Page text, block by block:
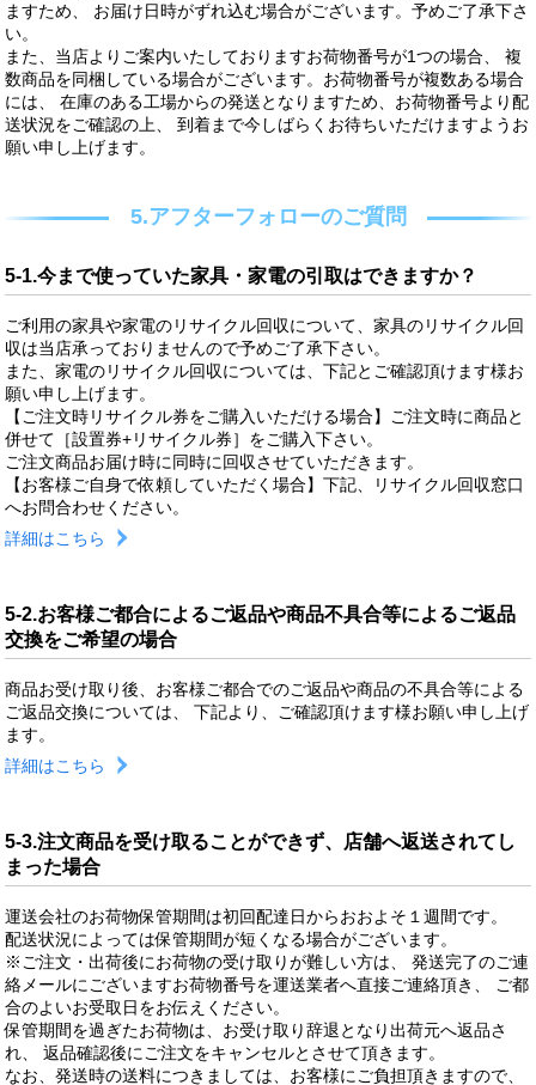
ますため、 お届け日時がずれ込む場合がございます。予めご了承下さ
い。
また、当店よりご案内いたしておりますお荷物番号が1つの場合、 複
数商品を同梱している場合がございます。お荷物番号が複数ある場合
には、 在庫のある工場からの発送となりますため、お荷物番号より配
送状況をご確認の上、 到着まで今しばらくお待ちいただけますようお
願い申し上げます。
5.アフターフォローのご質問
5-1.今まで使っていた家具・家電の引取はできますか？
ご利用の家具や家電のリサイクル回収について、家具のリサイクル回
収は当店承っておりませんので予めご了承下さい。
また、家電のリサイクル回収については、下記とご確認頂けます様お
願い申し上げます。
【ご注文時リサイクル券をご購入いただける場合】ご注文時に商品と
併せて［設置券+リサイクル券］をご購入下さい。
ご注文商品お届け時に同時に回収させていただきます。
【お客様ご自身で依頼していただく場合】下記、リサイクル回収窓口
へお問合わせください。
詳細はこちら
5-2.お客様ご都合によるご返品や商品不具合等によるご返品
交換をご希望の場合
商品お受け取り後、お客様ご都合でのご返品や商品の不具合等による
ご返品交換については、 下記より、ご確認頂けます様お願い申し上げ
ます。
詳細はこちら
5-3.注文商品を受け取ることができず、店舗へ返送されてし
まった場合
運送会社のお荷物保管期間は初回配達日からおおよそ１週間です。
配送状況によっては保管期間が短くなる場合がございます。
※ご注文・出荷後にお荷物の受け取りが難しい方は、 発送完了のご連
絡メールにございますお荷物番号を運送業者へ直接ご連絡頂き、 ご都
合のよいお受取日をお伝えください。
保管期間を過ぎたお荷物は、お受け取り辞退となり出荷元へ返品さ
れ、 返品確認後にご注文をキャンセルとさせて頂きます。
なお、発送時の送料につきましては、お客様にご負担頂きますので、